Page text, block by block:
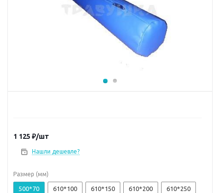
1 125 ₽/шт
Нашли дешевле?
Размер (мм)
500*70 610*100 610*150 610*200 610*250